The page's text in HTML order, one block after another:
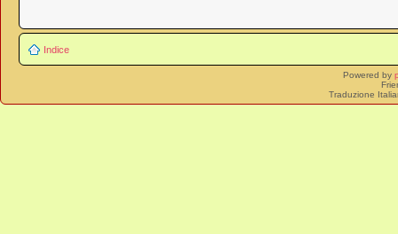
Indice
Powered by
Traduzione